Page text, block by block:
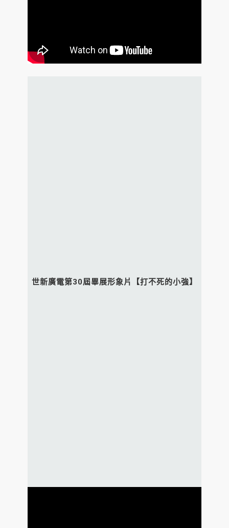
世新廣電第30屆畢展形象片【打不死的小強】